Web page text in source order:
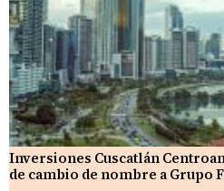
Inversiones Cuscatlán
de cambio de nombre a Grupo